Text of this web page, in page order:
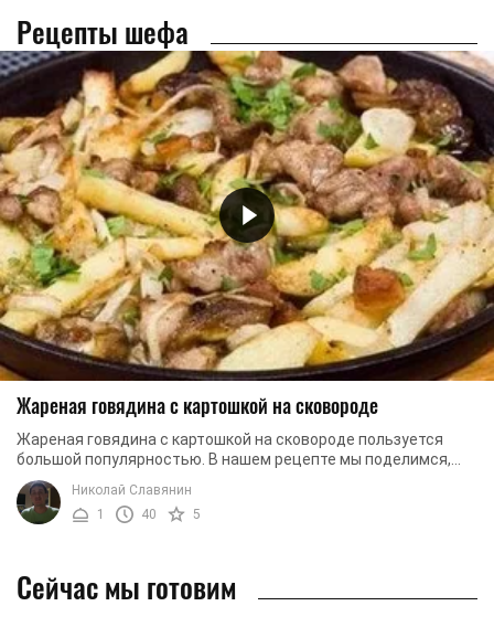
Рецепты шефа
Жареная говядина с картошкой на сковороде
Жареная говядина с картошкой на сковороде пользуется
большой популярностью. В нашем рецепте мы поделимся,
как приготовить вкусную говядину с ...
Николай Славянин
1
40 5
Сейчас мы готовим